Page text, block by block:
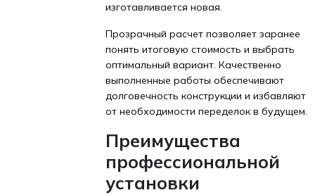
изготавливается новая.
Прозрачный расчет позволяет заранее
понять итоговую стоимость и выбрать
оптимальный вариант. Качественно
выполненные работы обеспечивают
долговечность конструкции и избавляют
от необходимости переделок в будущем.
Преимущества
профессиональной
установки